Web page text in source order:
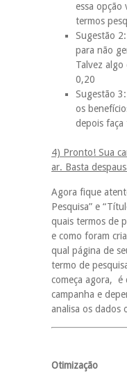
essa opção
termos
Sugestão
para não
Talvez
0,20
Sugestão
os
depois faça
4) Pronto! Sua
ar. Basta
Agora fique
Pesquisa” e
quais termos de
e como foram
qual página de
termo de
começa agora, é
campanha e
analisa os dados
Otimização